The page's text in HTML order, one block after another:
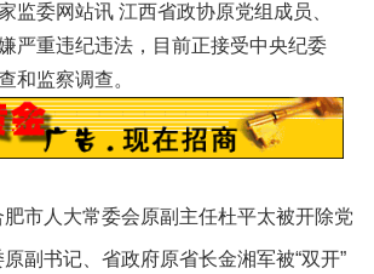
委网站讯 江西省政协原党组成员、
严重违纪违法，目前正接受中央纪委
和监察调查。
市人大常委会原副主任杜平太被开除党
副书记、省政府原省长金湘军被“双开”